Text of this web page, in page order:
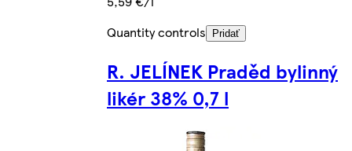
Quantity controls
Pridať
R. JELÍNEK Praděd bylinný
likér 38% 0,7 l